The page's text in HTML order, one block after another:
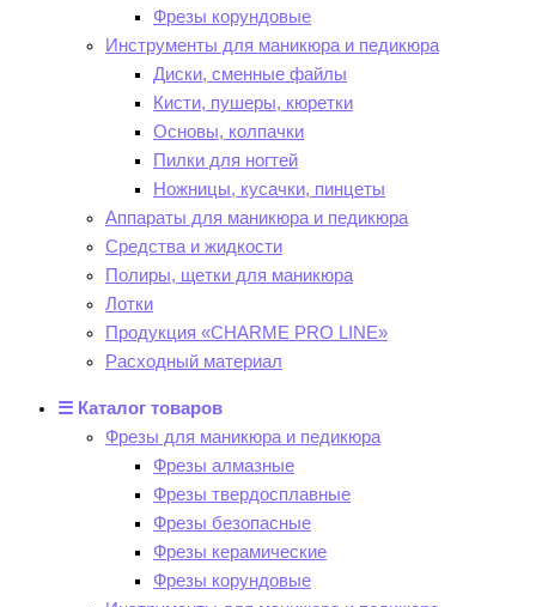
Фрезы корундовые
Инструменты для маникюра и педикюра
Диски, сменные файлы
Кисти, пушеры, кюретки
Основы, колпачки
Пилки для ногтей
Ножницы, кусачки, пинцеты
Аппараты для маникюра и педикюра
Средства и жидкости
Полиры, щетки для маникюра
Лотки
Продукция «CHARME PRO LINE»
Расходный материал
☰ Каталог товаров
Фрезы для маникюра и педикюра
Фрезы алмазные
Фрезы твердосплавные
Фрезы безопасные
Фрезы керамические
Фрезы корундовые